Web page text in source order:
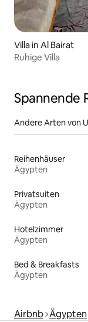
Villa in Al Bairat
Ruhige Villa
Spannende
Andere Arten von
Reihenhäuser
Ägypten
Privatsuiten
Ägypten
Hotelzimmer
Ägypten
Bed & Breakfasts
Ägypten
Airbnb Ägypten